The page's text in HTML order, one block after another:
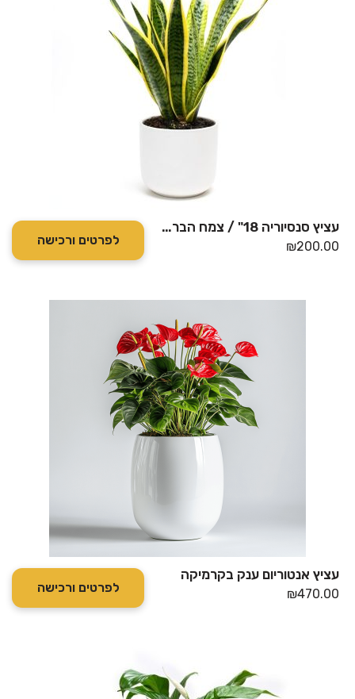
עציץ סנסיוריה 18" / צמח הבריאות בכלי קרמיקה
₪200.00 לפרטים ורכישה
עציץ אנטוריום ענק בקרמיקה
₪470.00 לפרטים ורכישה